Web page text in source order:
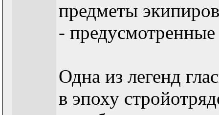
предметы
-
Одна из легенд
в эпоху